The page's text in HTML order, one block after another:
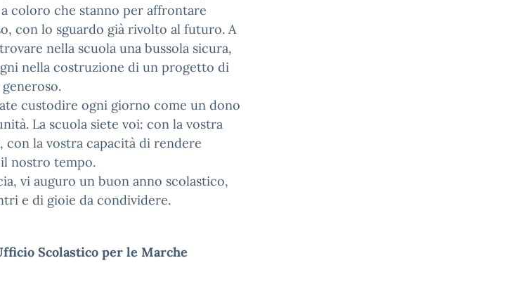
coloro che stanno per affrontare
con lo sguardo già rivolto al futuro. A
nella scuola una bussola sicura,
nella costruzione di un progetto di
custodire ogni giorno come un dono
La scuola siete voi: con la vostra
con la vostra capacità di rendere
nostro tempo.
vi auguro un buon anno scolastico,
e di gioie da condividere.
Scolastico per le Marche